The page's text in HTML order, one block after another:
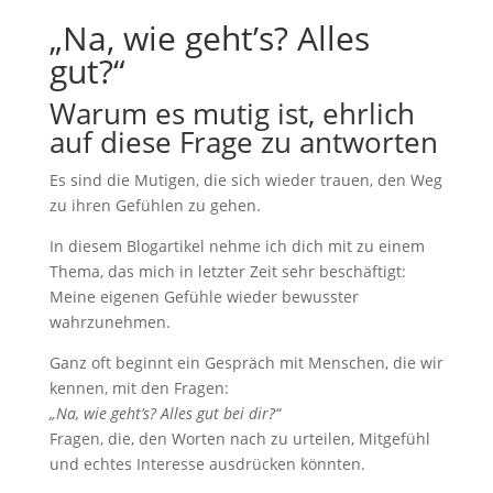
„Na, wie geht’s? Alles
gut?“
Warum es mutig ist, ehrlich
auf diese Frage zu antworten
Es sind die Mutigen, die sich wieder trauen, den Weg
zu ihren Gefühlen zu gehen.
In diesem Blogartikel nehme ich dich mit zu einem
Thema, das mich in letzter Zeit sehr beschäftigt:
Meine eigenen Gefühle wieder bewusster
wahrzunehmen.
Ganz oft beginnt ein Gespräch mit Menschen, die wir
kennen, mit den Fragen:
„Na, wie geht’s? Alles gut bei dir?“
Fragen, die, den Worten nach zu urteilen, Mitgefühl
und echtes Interesse ausdrücken könnten.